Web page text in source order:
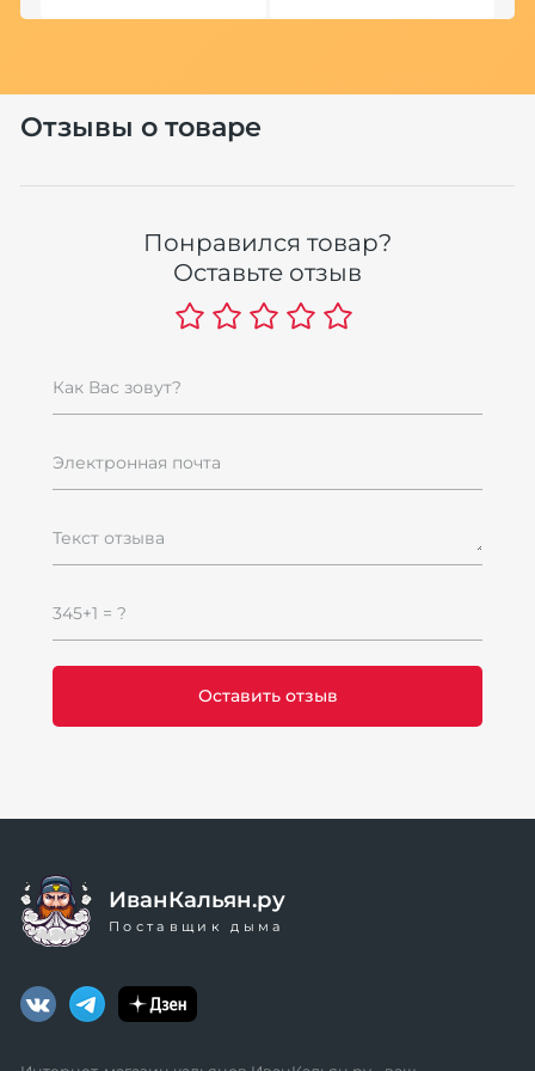
Отзывы о товаре
Понравился товар?
Оставьте отзыв
Как Вас зовут?
Электронная почта
Текст отзыва
345+1 = ?
ИванКальян.ру
Поставщик дыма